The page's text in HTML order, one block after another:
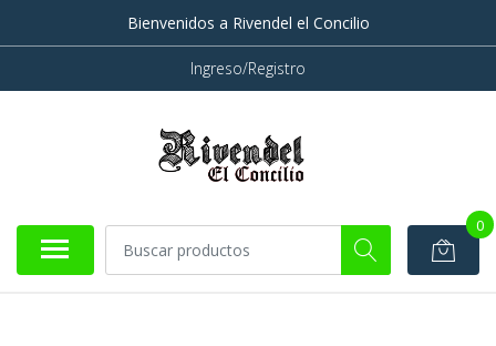
Bienvenidos a Rivendel el Concilio
Ingreso/Registro
0